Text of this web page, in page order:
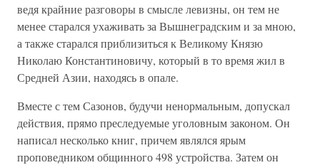
ведя крайние разговоры в смысле левизны, он тем не
менее старался ухаживать за Вышнеградским и за мною,
а также старался приблизиться к Великому Князю
Николаю Константиновичу, который в то время жил в
Средней Азии, находясь в опале.
Вместе с тем Сазонов, будучи ненормальным, допускал
действия, прямо преследуемые уголовным законом. Он
написал несколько книг, причем являлся ярым
проповедником общинного 498 устройства. Затем он